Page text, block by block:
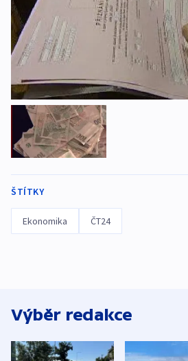
ŠTÍTKY
Ekonomika ČT24
Výběr redakce